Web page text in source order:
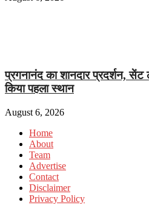
प्रगनानंद का शानदार प्रदर्शन,
किया पहला स्थान
August 6, 2026
Home
About
Team
Advertise
Contact
Disclaimer
Privacy Policy